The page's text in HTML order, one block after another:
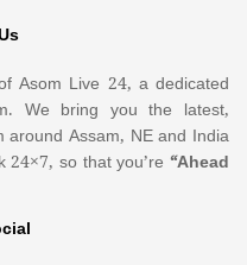
Asom Live 24, a dedicated
We bring you the latest,
around Assam, NE and India
so that you’re “Ahead